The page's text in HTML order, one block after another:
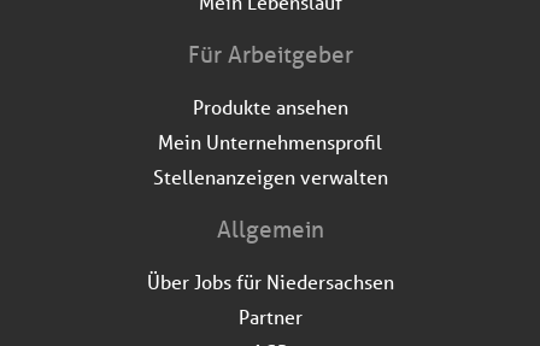
Für Arbeitgeber
Produkte ansehen
Mein Unternehmensprofil
Stellenanzeigen verwalten
Allgemein
Über Jobs für Niedersachsen
Partner